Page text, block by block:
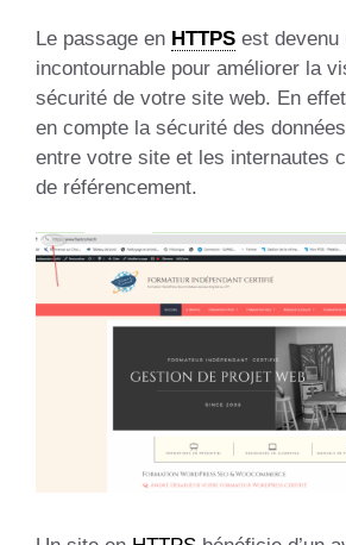
Le passage en HTTPS est devenu
incontournable pour améliorer la
sécurité de votre site web. En
en compte la sécurité des
entre votre site et les internautes
de référencement.